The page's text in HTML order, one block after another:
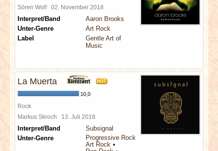
REDAKTION
LINKS
Sören Wolf 02. November 2018
Interpret/Band
Aaron Brooks
Unter-Genre
Art Rock
Label
Gentle Art of
Music
La Muerta HOT
10,0
Rock
Markus Skroch 13. Juli 2018
Interpret/Band
Subsignal
Unter-Genre
Progressive Rock
Art Rock